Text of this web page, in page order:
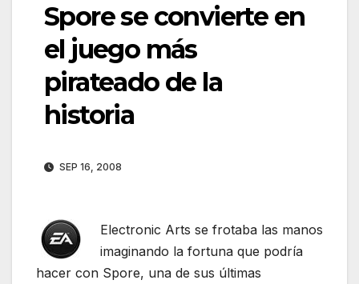
Spore se convierte en
el juego más
pirateado de la
historia
SEP 16, 2008
Electronic Arts se frotaba las manos
imaginando la fortuna que podría
hacer con Spore, una de sus últimas